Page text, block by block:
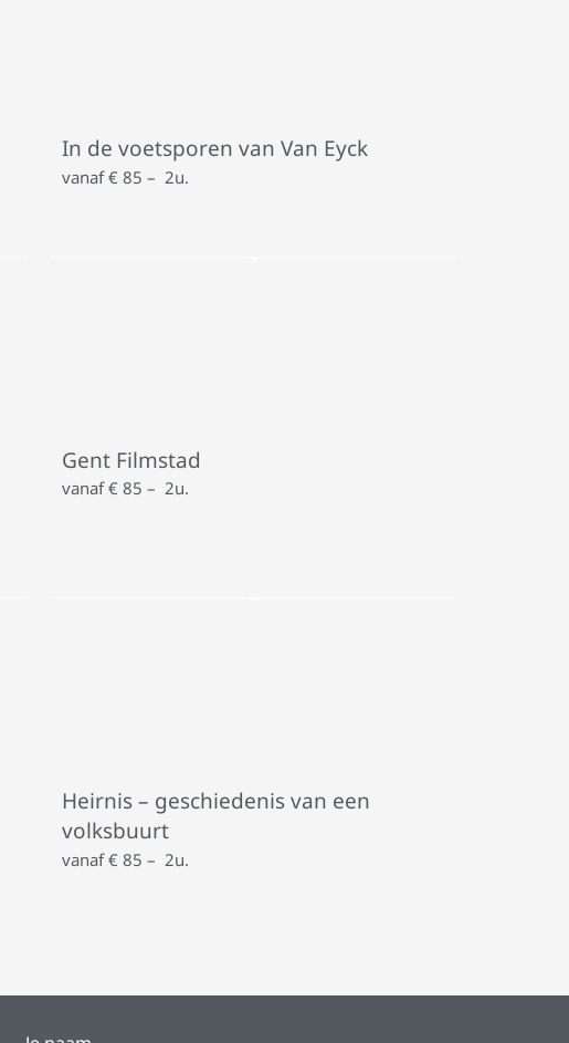
In de voetsporen van Van Eyck
vanaf € 85 – 2u.
Gent Filmstad
vanaf € 85 – 2u.
Heirnis – geschiedenis van een
volksbuurt
vanaf € 85 – 2u.